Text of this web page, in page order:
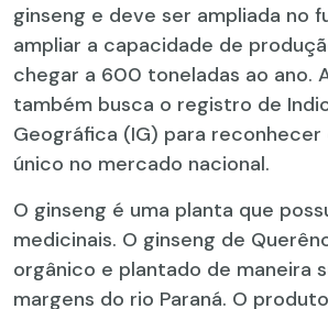
ginseng e deve ser ampliada no
ampliar a capacidade de
chegar a 600 toneladas ao ano.
também busca o registro de
Geográfica (IG) para
único no mercado nacional.
O ginseng é uma planta que
medicinais. O ginseng de
orgânico e plantado de maneira
margens do rio Paraná. O